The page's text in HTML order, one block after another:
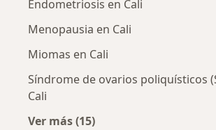
Endometriosis en Cali
Menopausia en Cali
Miomas en Cali
Síndrome de ovarios poliquísticos
Cali
Ver más (15)